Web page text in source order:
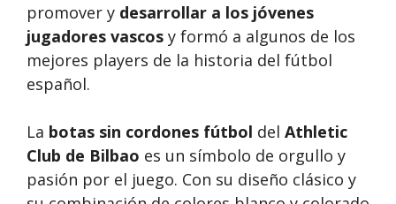
promover y desarrollar a los jóvenes
jugadores vascos y formó a algunos de los
mejores players de la historia del fútbol
español.
La botas sin cordones fútbol del Athletic
Club de Bilbao es un símbolo de orgullo y
pasión por el juego. Con su diseño clásico y